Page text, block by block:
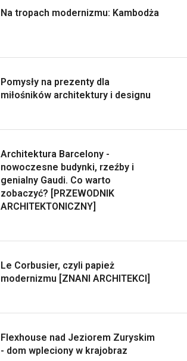
Na tropach modernizmu: Kambodża
Pomysły na prezenty dla
miłośników architektury i designu
Architektura Barcelony -
nowoczesne budynki, rzeźby i
genialny Gaudi. Co warto
zobaczyć? [PRZEWODNIK
ARCHITEKTONICZNY]
Le Corbusier, czyli papież
modernizmu [ZNANI ARCHITEKCI]
Flexhouse nad Jeziorem Zuryskim
- dom wpleciony w krajobraz